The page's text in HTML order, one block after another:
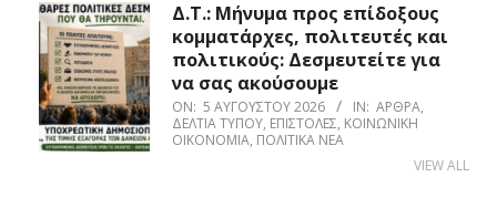
Δ.Τ.: Μήνυμα προς επίδοξους
κομματάρχες, πολιτευτές και
πολιτικούς: Δεσμευτείτε για
να σας ακούσουμε
ON: 5 ΑΥΓΟΎΣΤΟΥ 2026 IN: ΆΡΘΡΑ,
ΔΕΛΤΊΑ ΤΎΠΟΥ, ΕΠΙΣΤΟΛΈΣ, ΚΟΙΝΩΝΙΚΉ
ΟΙΚΟΝΟΜΊΑ, ΠΟΛΙΤΙΚΆ ΝΈΑ
VIEW ALL